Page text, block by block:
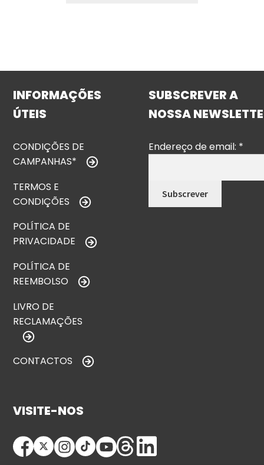
INFORMAÇÕES
ÚTEIS
CONDIÇÕES DE
CAMPANHAS*
TERMOS E
CONDIÇÕES
POLÍTICA DE
PRIVACIDADE
POLÍTICA DE
REEMBOLSO
LIVRO DE
RECLAMAÇÕES
CONTACTOS
SUBSCREVER A
NOSSA
Endereço de email: *
VISITE-NOS